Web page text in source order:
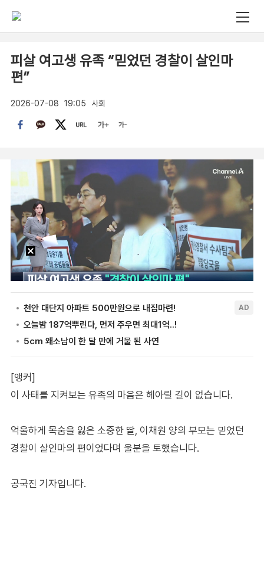
피살 여고생 유족 “믿었던 경찰이 살인마
편”
2026-07-08 19:05 사회
[앵커]
이 사태를 지켜보는 유족의 마음은 헤아릴 길이 없습니다.
억울하게 목숨을 잃은 소중한 딸, 이채원 양의 부모는 믿었던
경찰이 살인마의 편이었다며 울분을 토했습니다.
공국진 기자입니다.